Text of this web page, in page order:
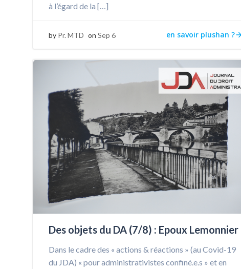
à l’égard de la […]
by Pr. MTD on Sep 6 en savoir plushan ?
Des objets du DA (7/8) : Epoux Lemonnier
Dans le cadre des « actions & réactions » (au Covid-19
du JDA) « pour administrativistes confiné.e.s » et en